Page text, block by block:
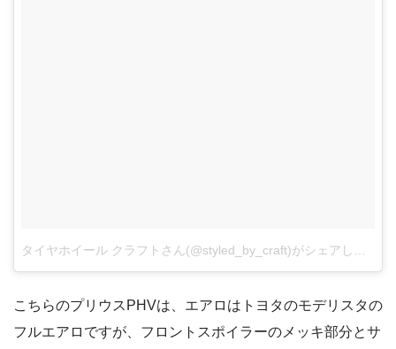
こちらのプリウスPHVは、エアロはトヨタのモデリスタの
フルエアロですが、フロントスポイラーのメッキ部分とサ